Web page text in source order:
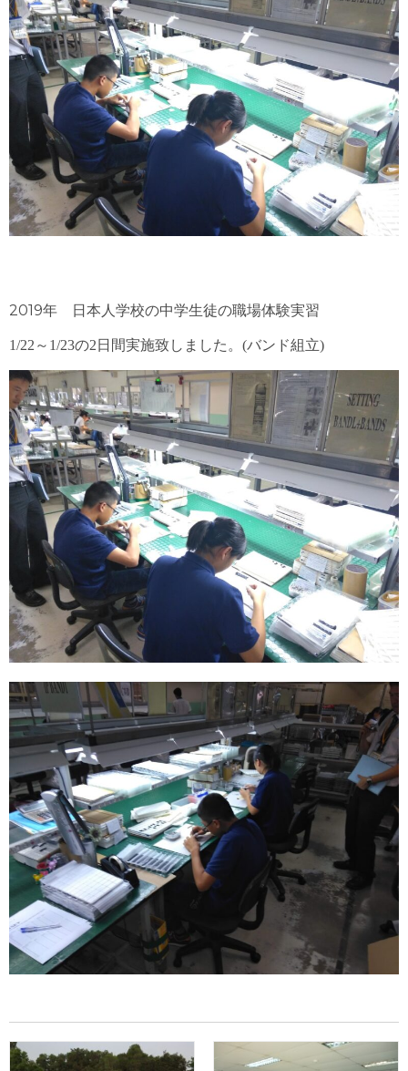
2019年 日本人学校の中学生徒の職場体験実習
1/22 ～ 1/23の2 日間実施致しました。 (バンド組立)